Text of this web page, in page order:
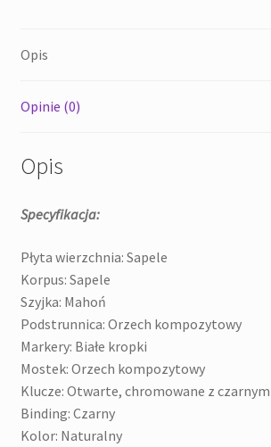
pokrowcem.
Opis
Opinie (0)
Opis
Specyfikacja:
Płyta wierzchnia: Sapele
Korpus: Sapele
Szyjka: Mahoń
Podstrunnica: Orzech kompozytowy
Markery: Białe kropki
Mostek: Orzech kompozytowy
Klucze: Otwarte, chromowane z
Binding: Czarny
Kolor: Naturalny